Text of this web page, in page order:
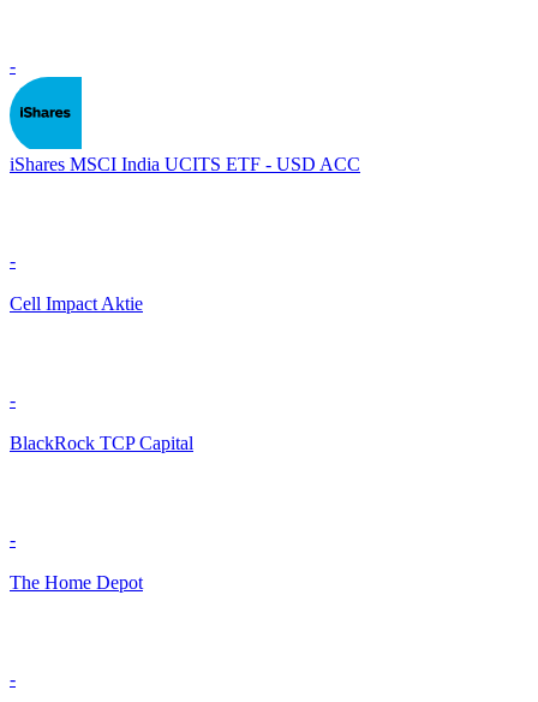
-
iShares MSCI India UCITS ETF - USD ACC
-
Cell Impact Aktie
-
BlackRock TCP Capital
-
The Home Depot
-